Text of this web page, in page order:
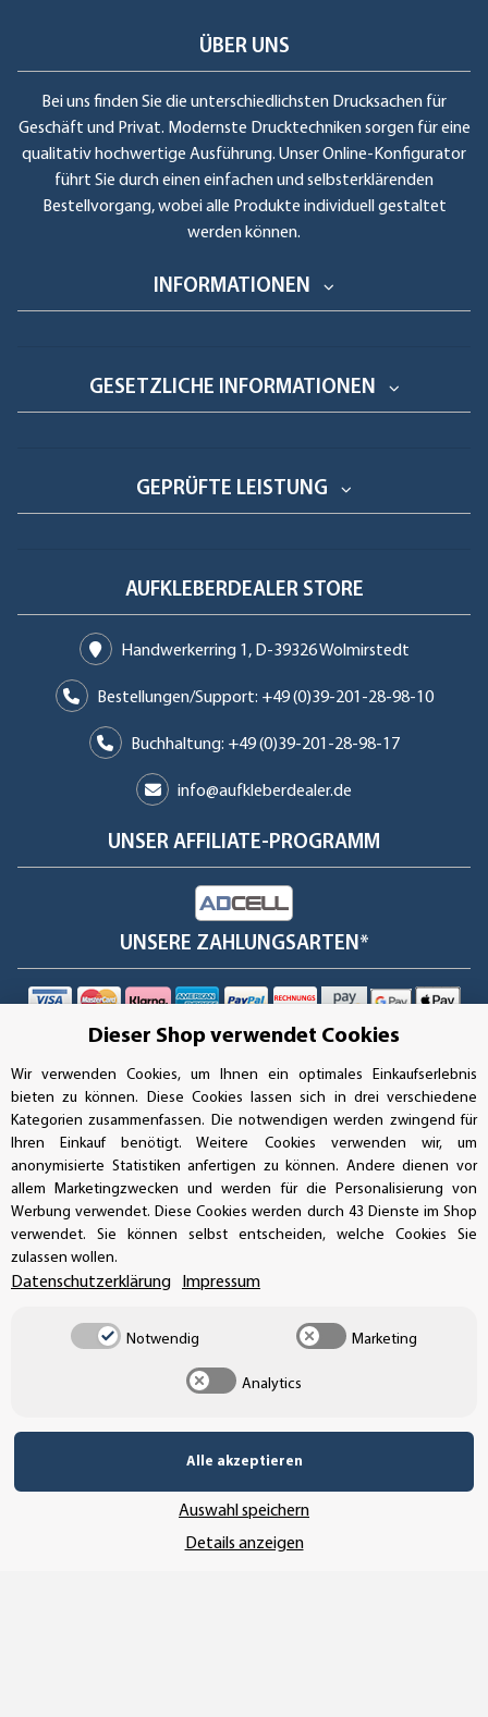
ÜBER UNS
Bei uns finden Sie die unterschiedlichsten Drucksachen für
Geschäft und Privat. Modernste Drucktechniken sorgen für eine
qualitativ hochwertige Ausführung. Unser Online-Konfigurator
führt Sie durch einen einfachen und selbsterklärenden
Bestellvorgang, wobei alle Produkte individuell gestaltet
werden können.
INFORMATIONEN
GESETZLICHE INFORMATIONEN
GEPRÜFTE LEISTUNG
AUFKLEBERDEALER STORE
Handwerkerring 1, D-39326 Wolmirstedt
Bestellungen/Support: +49 (0)39-201-28-98-10
Buchhaltung: +49 (0)39-201-28-98-17
info@aufkleberdealer.de
UNSER AFFILIATE-PROGRAMM
UNSERE ZAHLUNGSARTEN*
SSL-Verschlüsselung
UNSER VERSANDDIENSTLEISTER
Vertrag widerrufen
Dieser Shop verwendet Cookies
Wir verwenden Cookies, um Ihnen ein optimales Einkaufserlebnis
bieten zu können. Diese Cookies lassen sich in drei verschiedene
Kategorien zusammenfassen. Die notwendigen werden zwingend für
Ihren Einkauf benötigt. Weitere Cookies verwenden wir, um
anonymisierte Statistiken anfertigen zu können. Andere dienen vor
allem Marketingzwecken und werden für die Personalisierung von
Werbung verwendet. Diese Cookies werden durch 43 Dienste im Shop
verwendet. Sie können selbst entscheiden, welche Cookies Sie
zulassen wollen.
Datenschutzerklärung Impressum
Notwendig Marketing
Analytics
Alle akzeptieren
Auswahl speichern
Details anzeigen